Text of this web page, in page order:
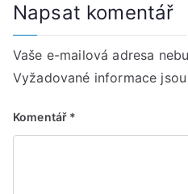
Napsat komentář
Vaše e-mailová adresa
Vyžadované informace
Komentář *